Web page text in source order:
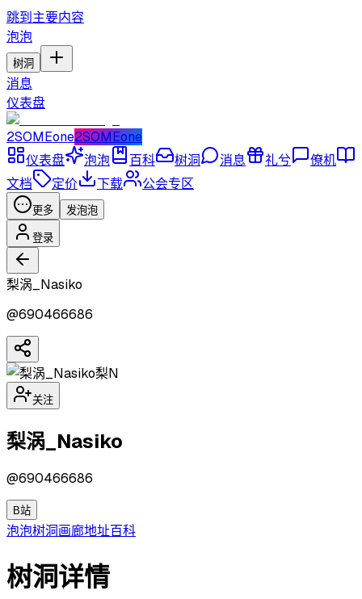
跳到主要内容
泡泡
树洞
消息
仪表盘
2SOMEone2SOMEone
仪表盘
泡泡 百科 树洞 消息 礼兮
僚机
文档
定价 下载 公会专区
更多 发泡泡
登录
梨涡_Nasiko
@690466686
梨N
关注
梨涡_Nasiko
@690466686
B站
泡泡树洞画廊地址百科
树洞详情